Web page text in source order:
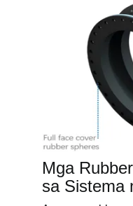
Mga
sa Sistema